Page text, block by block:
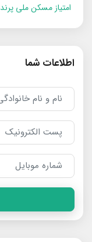
امتیاز مسکن ملی پرند
اطلاعات شما